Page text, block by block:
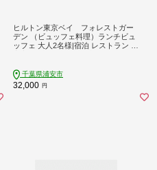
ヒルトン東京ベイ フォレストガー
デン （ビュッフェ料理）ランチビュ
ッフェ 大人2名様|宿泊 レストラン 浦
千葉県浦安市
32,000 円